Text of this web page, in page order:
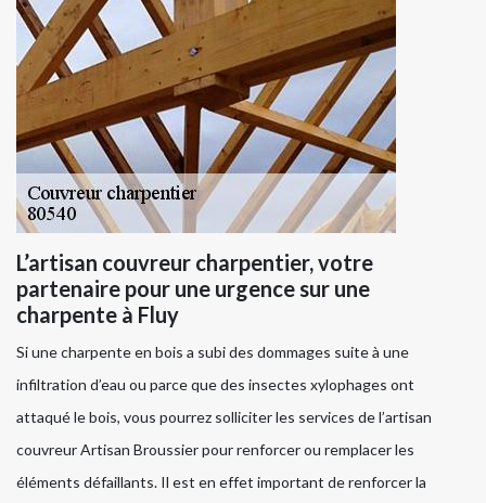
L’artisan couvreur charpentier, votre
partenaire pour une urgence sur une
charpente à Fluy
Si une charpente en bois a subi des dommages suite à une
infiltration d’eau ou parce que des insectes xylophages ont
attaqué le bois, vous pourrez solliciter les services de l’artisan
couvreur Artisan Broussier pour renforcer ou remplacer les
éléments défaillants. Il est en effet important de renforcer la